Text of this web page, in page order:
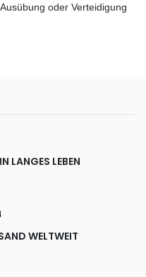
oder Verteidigung
LANGES LEBEN
WELTWEIT